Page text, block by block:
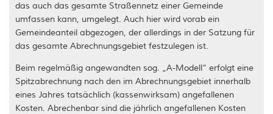
das auch das gesamte Straßennetz einer Gemeinde
umfassen kann, umgelegt. Auch hier wird vorab ein
Gemeindeanteil abgezogen, der allerdings in der Satzung für
das gesamte Abrechnungsgebiet festzulegen ist.
Beim regelmäßig angewandten sog. „A-Modell“ erfolgt eine
Spitzabrechnung nach den im Abrechnungsgebiet innerhalb
eines Jahres tatsächlich (kassenwirksam) angefallenen
Kosten. Abrechenbar sind die jährlich angefallenen Kosten